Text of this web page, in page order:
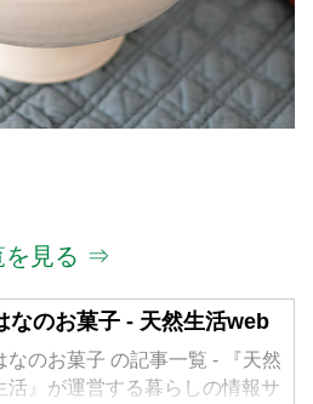
を見る ⇒
なのお菓子 - 天然生活web
なのお菓子 の記事一覧 - 『天然
活』が運営する暮らしの情報サ